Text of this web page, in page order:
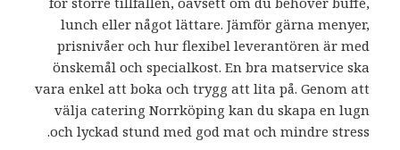
lunch eller något lättare. Jämför gärna menyer,
prisnivåer och hur flexibel leverantören är med
önskemål och specialkost. En bra matservice ska
vara enkel att boka och trygg att lita på. Genom att
välja catering Norrköping kan du skapa en lugn
och lyckad stund med god mat och mindre stress.